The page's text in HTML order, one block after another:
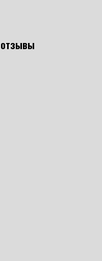
отзывы